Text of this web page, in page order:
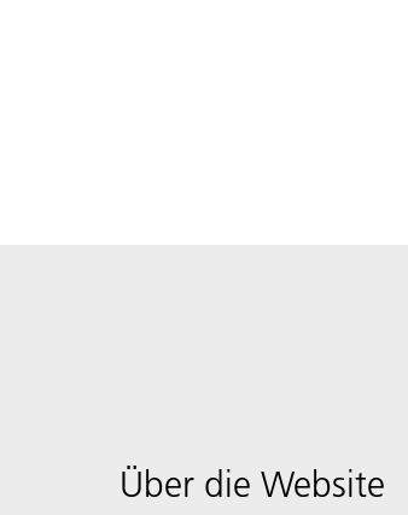
Über die Website